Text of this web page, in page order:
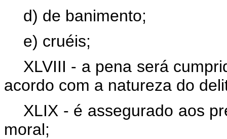
d) de banimento;
e) cruéis;
XLVIII - a pena será
acordo com a natureza do
XLIX - é assegurado aos
moral;